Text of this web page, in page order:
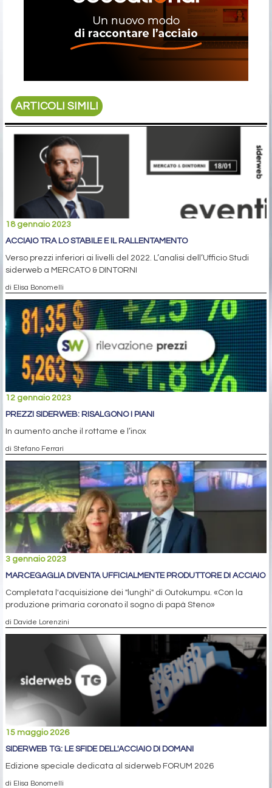
ARTICOLI SIMILI
18 gennaio 2023
ACCIAIO TRA LO STABILE E IL RALLENTAMENTO
Verso prezzi inferiori ai livelli del 2022. L’analisi dell’Ufficio Studi
siderweb a MERCATO & DINTORNI
di Elisa Bonomelli
12 gennaio 2023
PREZZI SIDERWEB: RISALGONO I PIANI
In aumento anche il rottame e l’inox
di Stefano Ferrari
3 gennaio 2023
MARCEGAGLIA DIVENTA UFFICIALMENTE PRODUTTORE DI ACCIAIO
Completata l'acquisizione dei "lunghi" di Outokumpu. «Con la
produzione primaria coronato il sogno di papà Steno»
di Davide Lorenzini
15 maggio 2026
SIDERWEB TG: LE SFIDE DELL'ACCIAIO DI DOMANI
Edizione speciale dedicata al siderweb FORUM 2026
di Elisa Bonomelli